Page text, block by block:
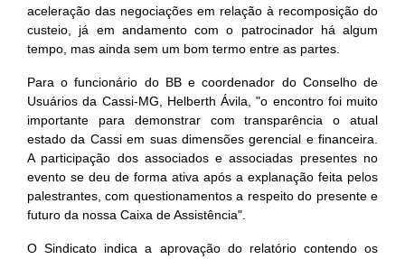
aceleração das negociações em relação à recomposição do
custeio, já em andamento com o patrocinador há algum
tempo, mas ainda sem um bom termo entre as partes.
Para o funcionário do BB e coordenador do Conselho de
Usuários da Cassi-MG, Helberth Ávila, "o encontro foi muito
importante para demonstrar com transparência o atual
estado da Cassi em suas dimensões gerencial e financeira.
A participação dos associados e associadas presentes no
evento se deu de forma ativa após a explanação feita pelos
palestrantes, com questionamentos a respeito do presente e
futuro da nossa Caixa de Assistência".
O Sindicato indica a aprovação do relatório contendo os